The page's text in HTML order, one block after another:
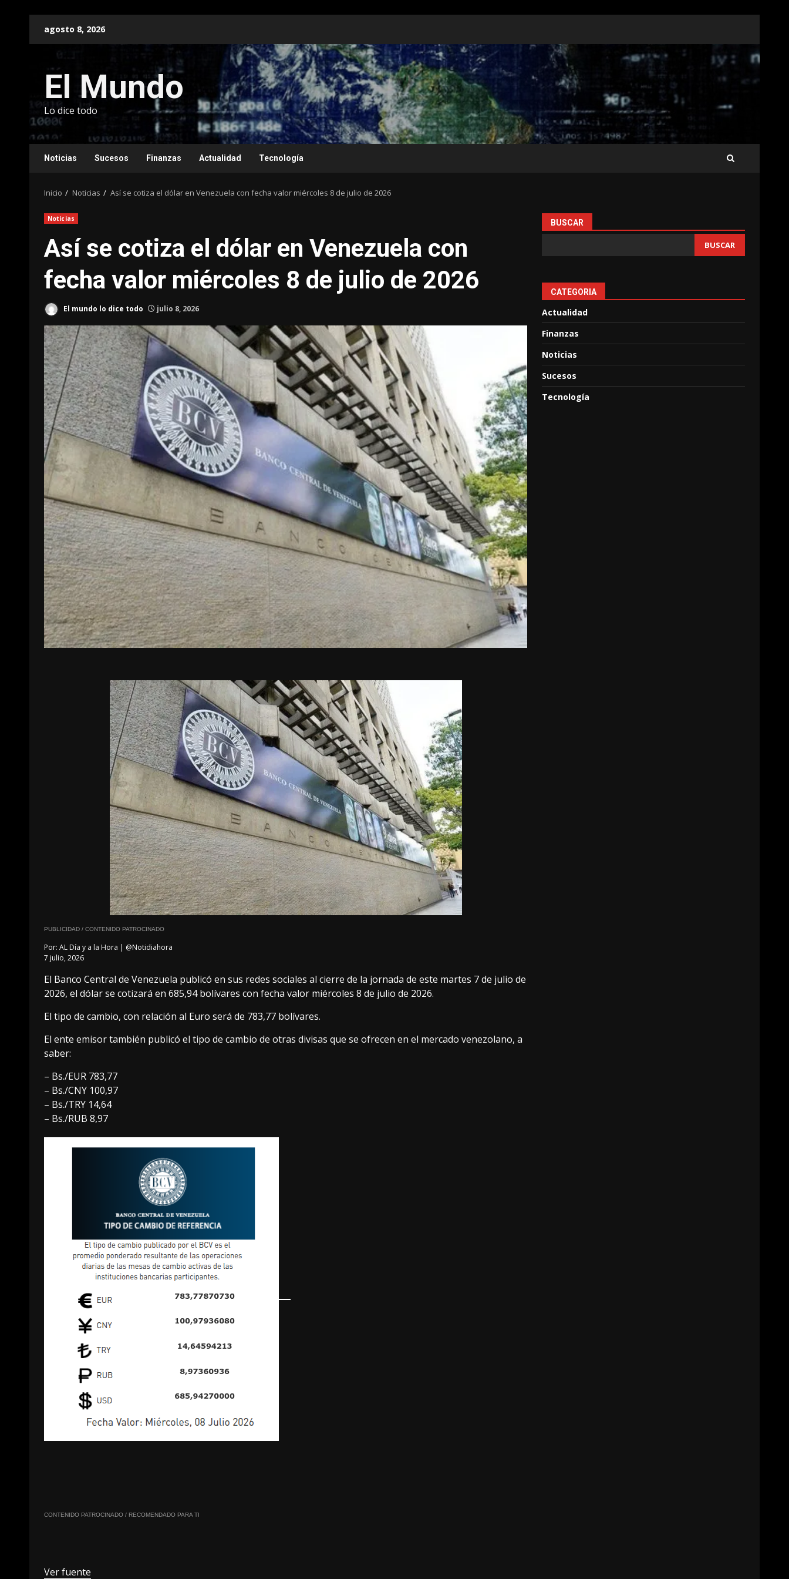
agosto 8, 2026
El Mundo
Lo dice todo
Noticias Sucesos Finanzas Actualidad Tecnología
Inicio Noticias Así se cotiza el dólar en Venezuela con fecha valor miércoles 8 de julio de 2026
Noticias
Así se cotiza el dólar en Venezuela con
fecha valor miércoles 8 de julio de 2026
El mundo lo dice todo julio 8, 2026
PUBLICIDAD / CONTENIDO PATROCINADO
Por: AL Día y a la Hora | @Notidiahora
7 julio, 2026
El Banco Central de Venezuela publicó en sus redes sociales al cierre de la jornada de este martes 7 de julio de
2026, el dólar se cotizará en 685,94 bolívares con fecha valor miércoles 8 de julio de 2026.
El tipo de cambio, con relación al Euro será de 783,77 bolívares.
El ente emisor también publicó el tipo de cambio de otras divisas que se ofrecen en el mercado venezolano, a
saber:
– Bs./EUR 783,77
– Bs./CNY 100,97
– Bs./TRY 14,64
– Bs./RUB 8,97
CONTENIDO PATROCINADO / RECOMENDADO PARA TI
Ver fuente
BUSCAR
BUSCAR
CATEGORIA
Actualidad
Finanzas
Noticias
Sucesos
Tecnología